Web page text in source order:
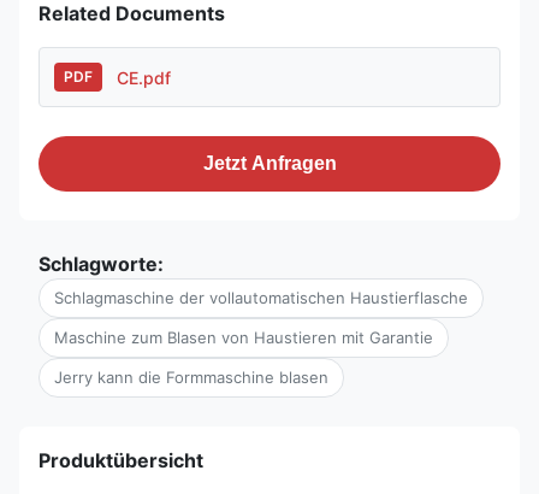
Related Documents
PDF CE.pdf
Jetzt Anfragen
Schlagworte:
Schlagmaschine der vollautomatischen Haustierflasche
Maschine zum Blasen von Haustieren mit Garantie
Jerry kann die Formmaschine blasen
Produktübersicht